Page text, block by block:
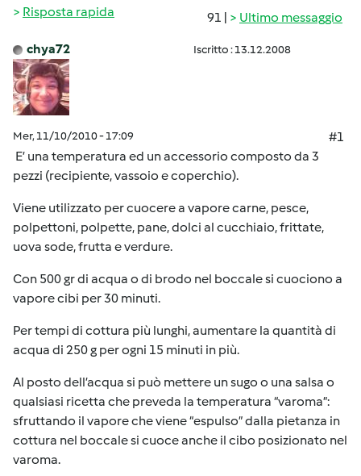
91 | Ultimo messaggio
Risposta rapida
chya72 Iscritto : 13.12.2008
Mer, 11/10/2010 - 17:09
#1
E’ una temperatura ed un accessorio composto da 3
pezzi (recipiente, vassoio e coperchio).
Viene utilizzato per cuocere a vapore carne, pesce,
polpettoni, polpette, pane, dolci al cucchiaio, frittate,
uova sode, frutta e verdure.
Con 500 gr di acqua o di brodo nel boccale si cuociono a
vapore cibi per 30 minuti.
Per tempi di cottura più lunghi, aumentare la quantità di
acqua di 250 g per ogni 15 minuti in più.
Al posto dell’acqua si può mettere un sugo o una salsa o
qualsiasi ricetta che preveda la temperatura “varoma”:
sfruttando il vapore che viene “espulso” dalla pietanza in
cottura nel boccale si cuoce anche il cibo posizionato nel
varoma.